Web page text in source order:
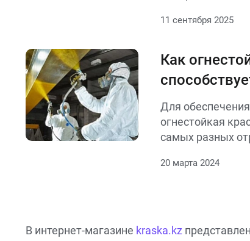
поверхностей от
11 сентября 2025
Как
сооружений
Для
огнестойкая
самых разных
20 марта 2024
В интернет-магазине kraska.kz